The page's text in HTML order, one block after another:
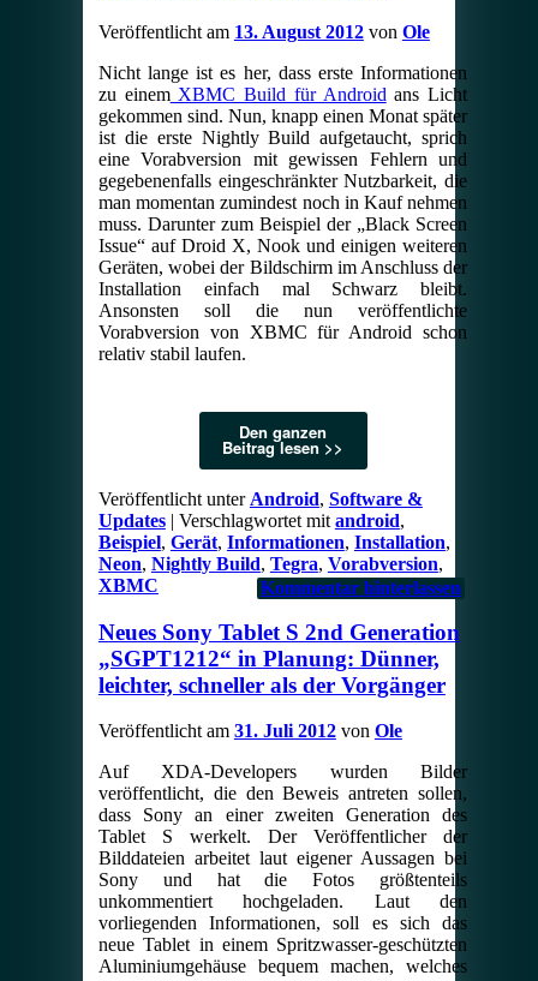
Veröffentlicht am 13. August 2012 von Ole
Nicht lange ist es her, dass erste Informationen
zu einemXBMC Build für Android ans Licht
gekommen sind. Nun, knapp einen Monat später
ist die erste Nightly Build aufgetaucht, sprich
eine Vorabversion mit gewissen Fehlern und
gegebenenfalls eingeschränkter Nutzbarkeit, die
man momentan zumindest noch in Kauf nehmen
muss. Darunter zum Beispiel der „Black Screen
Issue“ auf Droid X, Nook und einigen weiteren
Geräten, wobei der Bildschirm im Anschluss der
Installation einfach mal Schwarz bleibt.
Ansonsten soll die nun veröffentlichte
Vorabversion von XBMC für Android schon
relativ stabil laufen.
Den ganzen
Beitrag lesen >>
Veröffentlicht unter Android, Software &
Updates | Verschlagwortet mit android,
Beispiel, Gerät, Informationen, Installation,
Neon, Nightly Build, Tegra, Vorabversion,
XBMC
Kommentar hinterlassen
Neues Sony Tablet S 2nd Generation
„SGPT1212“ in Planung: Dünner,
leichter, schneller als der Vorgänger
Veröffentlicht am 31. Juli 2012 von Ole
Auf XDA-Developers wurden Bilder
veröffentlicht, die den Beweis antreten sollen,
dass Sony an einer zweiten Generation des
Tablet S werkelt. Der Veröffentlicher der
Bilddateien arbeitet laut eigener Aussagen bei
Sony und hat die Fotos größtenteils
unkommentiert hochgeladen. Laut den
vorliegenden Informationen, soll es sich das
neue Tablet in einem Spritzwasser-geschützten
Aluminiumgehäuse bequem machen, welches